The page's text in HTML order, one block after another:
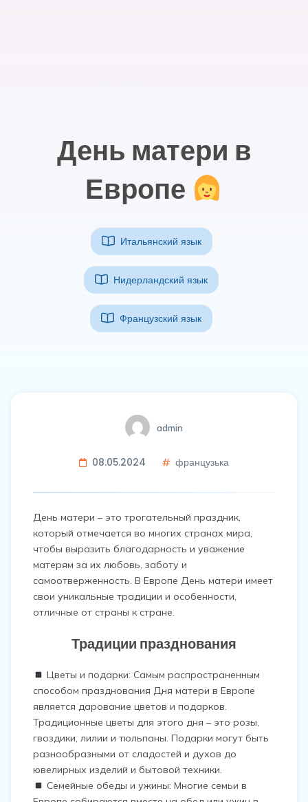
День матери в
Европе
Итальянский язык
Нидерландский язык
Французский язык
admin
08.05.2024 французька
День матери – это трогательный праздник,
который отмечается во многих странах мира,
чтобы выразить благодарность и уважение
матерям за их любовь, заботу и
самоотверженность. В Европе День матери имеет
свои уникальные традиции и особенности,
отличные от страны к стране.
Традиции празднования
Цветы и подарки: Самым распространенным
способом празднования Дня матери в Европе
является дарование цветов и подарков.
Традиционные цветы для этого дня – это розы,
гвоздики, лилии и тюльпаны. Подарки могут быть
разнообразными от сладостей и духов до
ювелирных изделий и бытовой техники.
Семейные обеды и ужины: Многие семьи в